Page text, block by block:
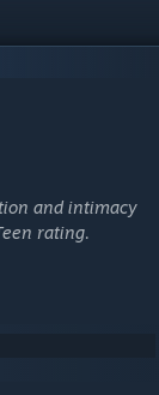
and intimacy
rating.